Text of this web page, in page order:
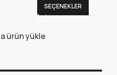
SEÇENEKLER
ürün yükle